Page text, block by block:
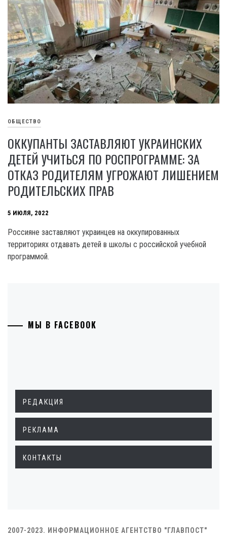
ОБЩЕСТВО
ОККУПАНТЫ ЗАСТАВЛЯЮТ УКРАИНСКИХ
ДЕТЕЙ УЧИТЬСЯ ПО РОСПРОГРАММЕ: ЗА
ОТКАЗ РОДИТЕЛЯМ УГРОЖАЮТ ЛИШЕНИЕМ
РОДИТЕЛЬСКИХ ПРАВ
5 ИЮЛЯ, 2022
Россияне заставляют украинцев на оккупированных
территориях отдавать детей в школы с российской учебной
программой.
МЫ В FACEBOOK
РЕДАКЦИЯ
РЕКЛАМА
КОНТАКТЫ
2007-2023. ИНФОРМАЦИОННОЕ АГЕНТСТВО "ГЛАВПОСТ"